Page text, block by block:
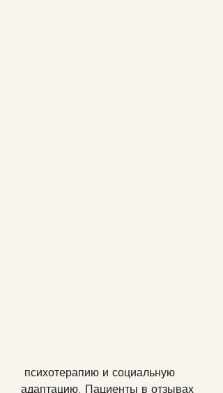
адаптацию. Пациенты в отзывах